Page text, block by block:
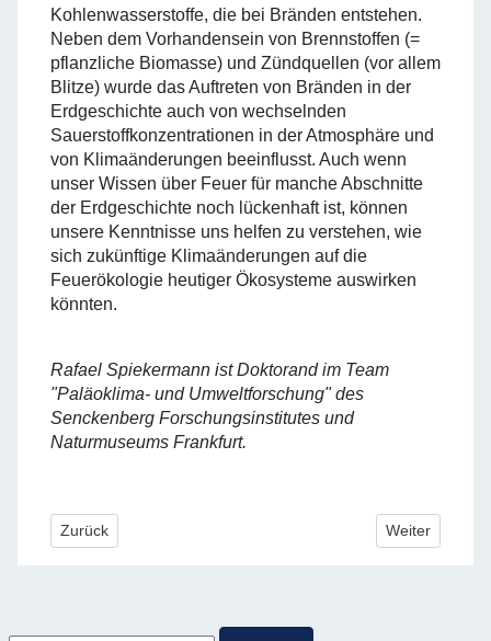
Kohlenwasserstoffe, die bei Bränden entstehen.
Neben dem Vorhandensein von Brennstoffen (=
pflanzliche Biomasse) und Zündquellen (vor allem
Blitze) wurde das Auftreten von Bränden in der
Erdgeschichte auch von wechselnden
Sauerstoffkonzentrationen in der Atmosphäre und
von Klimaänderungen beeinflusst. Auch wenn
unser Wissen über Feuer für manche Abschnitte
der Erdgeschichte noch lückenhaft ist, können
unsere Kenntnisse uns helfen zu verstehen, wie
sich zukünftige Klimaänderungen auf die
Feuerökologie heutiger Ökosysteme auswirken
könnten.
Rafael Spiekermann ist Doktorand im Team
"Paläoklima- und Umweltforschung" des
Senckenberg Forschungsinstitutes und
Naturmuseums Frankfurt.
Vorheriger Beitrag: Die Pedosphäre (Bodendecke) im
Zurück Nächster
Weiter